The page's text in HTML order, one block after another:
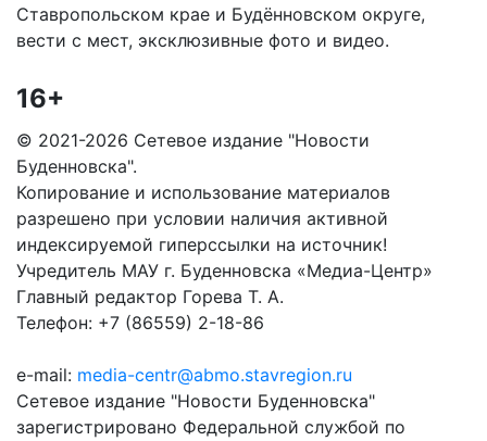
Ставропольском крае и Будённовском округе,
вести с мест, эксклюзивные фото и видео.
16+
© 2021-2026 Сетевое издание "Новости
Буденновска".
Копирование и использование материалов
разрешено при условии наличия активной
индексируемой гиперссылки на источник!
Учредитель МАУ г. Буденновска «Медиа-Центр»
Главный редактор Горева Т. А.
Телефон: +7 (86559) 2-18-86
e-mail: media-centr@abmo.stavregion.ru
Сетевое издание "Новости Буденновска"
зарегистрировано Федеральной службой по